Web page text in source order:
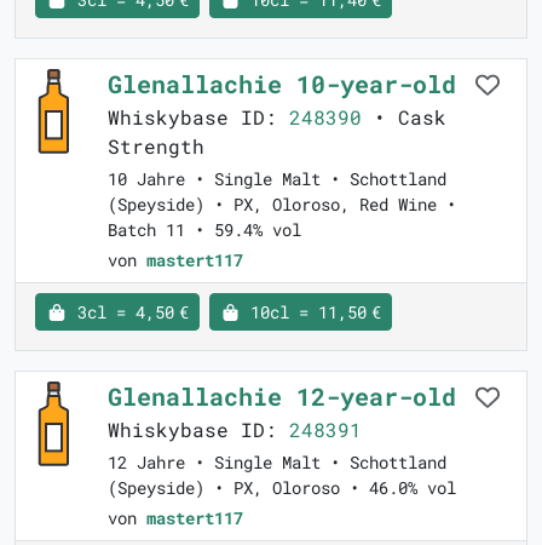
Glenallachie 10-year-old
Whiskybase ID: 248390 • Cask
Strength
10 Jahre • Single Malt • Schottland
(Speyside) • PX, Oloroso, Red Wine •
Batch 11 • 59.4% vol
von mastert117
3cl = 4,50 € 10cl = 11,50 €
Glenallachie 12-year-old
Whiskybase ID: 248391
12 Jahre • Single Malt • Schottland
(Speyside) • PX, Oloroso • 46.0% vol
von mastert117